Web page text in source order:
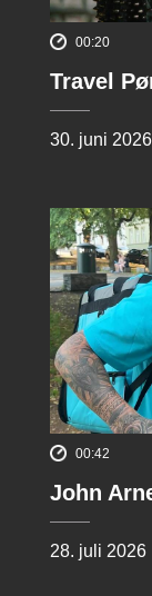
00:20
Travel
30. juni 2026
00:42
John
28. juli 2026